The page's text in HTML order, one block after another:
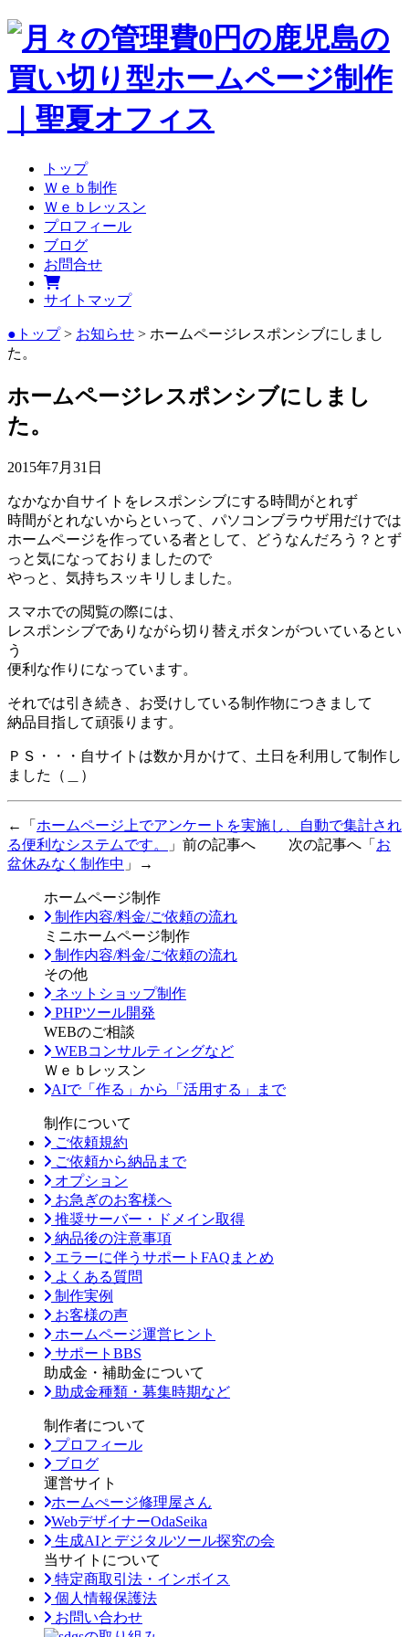
トップ
Ｗｅｂ制作
Ｗｅｂレッスン
プロフィール
ブログ
お問合せ
サイトマップ
●トップ> お知らせ > ホームページレスポンシブにしまし
た。
ホームページレスポンシブにしまし
た。
2015年7月31日
なかなか自サイトをレスポンシブにする時間がとれず
時間がとれないからといって、パソコンブラウザ用だけでは
ホームページを作っている者として、どうなんだろう？とず
っと気になっておりましたので
やっと、気持ちスッキリしました。
スマホでの閲覧の際には、
レスポンシブでありながら切り替えボタンがついているとい
う
便利な作りになっています。
それでは引き続き、お受けしている制作物につきまして
納品目指して頑張ります。
ＰＳ・・・自サイトは数か月かけて、土日を利用して制作し
ました（＿）
←「 ホームページ上でアンケートを実施し、自動で集計され
る便利なシステムです。
」前の記事へ 次の記事へ「 お
盆休みなく制作中 」→
ホームページ制作
制作内容/料金/ご依頼の流れ
ミニホームページ制作
制作内容/料金/ご依頼の流れ
その他
ネットショップ制作
PHPツール開発
WEBのご相談
WEBコンサルティングなど
Ｗｅｂレッスン
AIで「作る」から「活用する」まで
制作について
ご依頼規約
ご依頼から納品まで
オプション
お急ぎのお客様へ
推奨サーバー・ドメイン取得
納品後の注意事項
エラーに伴うサポートFAQまとめ
よくある質問
制作実例
お客様の声
ホームページ運営ヒント
サポートBBS
助成金・補助金について
助成金種類・募集時期など
制作者について
プロフィール
ブログ
運営サイト
ホームぺージ修理屋さん
WebデザイナーOdaSeika
生成AIとデジタルツール探究の会
当サイトについて
特定商取引法・インボイス
個人情報保護法
お問い合わせ